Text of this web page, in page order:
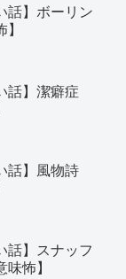
話】ボーリン
話】潔癖症
話】風物詩
話】スナッフ
怖】